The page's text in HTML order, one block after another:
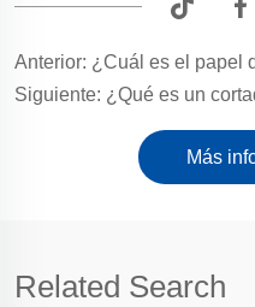
Anterior: ¿Cuál es el papel del cinturón
Siguiente: ¿Qué es un
Más
Related Search